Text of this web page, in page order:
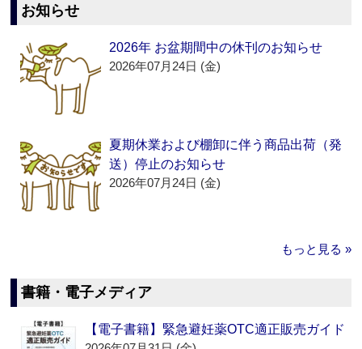
お知らせ
2026年 お盆期間中の休刊のお知らせ
2026年07月24日 (金)
夏期休業および棚卸に伴う商品出荷（発
送）停止のお知らせ
2026年07月24日 (金)
もっと見る »
書籍・電子メディア
【電子書籍】緊急避妊薬OTC適正販売ガイド